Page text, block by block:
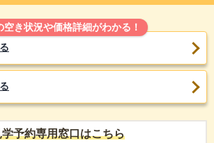
空き状況や価格詳細がわかる！
学予約専用窓口はこちら